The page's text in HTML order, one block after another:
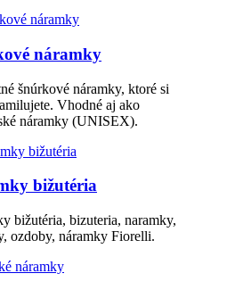
náramky
šnúrkové náramky, ktoré si
Vhodné aj ako
náramky (UNISEX).
bižutéria
bižutéria, bizuteria, naramky,
ozdoby, náramky Fiorelli.